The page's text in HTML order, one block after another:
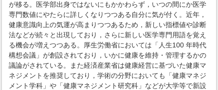
が移る。医学部出身ではないにもかかわらず，いつの間にか医学
専門数値にやたらに詳しくなりつつある自分に気が付く。近年，
健康意識向上の気運が高まりつつあるため，新しい指標値や診断
法などが続々と出現しており，さらに新しい医学専門用語を覚え
る機会が増えつつある。厚生労働省においては「人生100 年時代
構想会議」が創設されており，いかに健康を維持・管理するかの
議論がされている。また経済産業省は健康経営に基づいた健康マ
ネジメントを推奨しており，学術の分野においても「健康マネジ
メント学科」や「健康マネジメント研究科」などが大学等で新設